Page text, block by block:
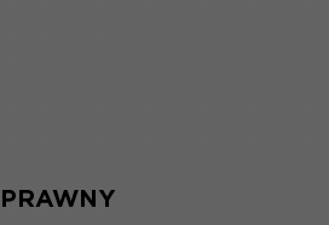
PRAWNY